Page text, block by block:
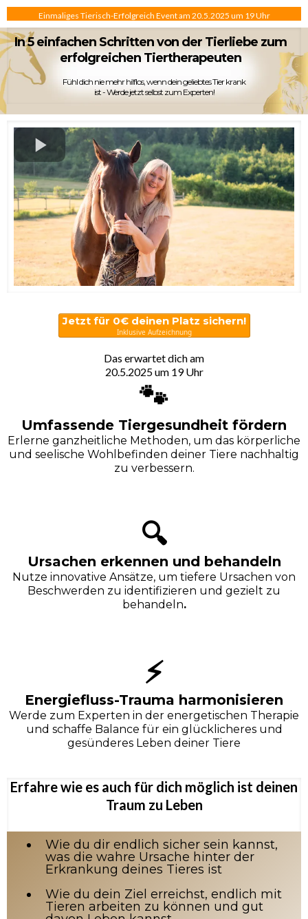
Einmaliges Tierisch-Erfolgreich Event am 20.5.2025 um 19 Uhr
In 5 einfachen Schritten von der Tierliebe zum
erfolgreichen Tiertherapeuten
Fühl dich nie mehr hilflos, wenn dein geliebtes Tier krank
ist - Werde jetzt selbst zum Experten!
Jetzt für 0€ deinen Platz sichern!
Inklusive Aufzeichnung
Das erwartet dich am
20.5.2025 um 19 Uhr
🐾
Umfassende Tiergesundheit fördern
Erlerne ganzheitliche Methoden, um das körperliche
und seelische Wohlbefinden deiner Tiere nachhaltig
zu verbessern.
🔍
Ursachen erkennen und behandeln
Nutze innovative Ansätze, um tiefere Ursachen von
Beschwerden zu identifizieren und gezielt zu
behandeln.
⚡
Energiefluss-Trauma harmonisieren
Werde zum Experten in der energetischen Therapie
und schaffe Balance für ein glücklicheres und
gesünderes Leben deiner Tiere
Erfahre wie es auch für dich möglich ist deinen
Traum zu Leben
Wie du dir endlich sicher sein kannst,
was die wahre Ursache hinter der
Erkrankung deines Tieres ist
Wie du dein Ziel erreichst, endlich mit
Tieren arbeiten zu können und gut